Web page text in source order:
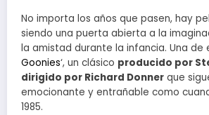
No importa los años que pasen, hay
siendo una puerta abierta a la
la amistad durante la infancia. Una de
Goonies‘, un clásico producido por
dirigido por Richard Donner que
emocionante y entrañable como
1985.